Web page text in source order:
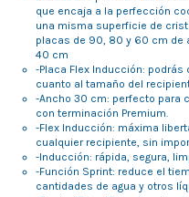
que encaja a la perfección
una misma superficie de
placas de 90, 80 y 60 cm de
40 cm
-Placa Flex Inducción:
cuanto al tamaño del
-Ancho 30 cm: perfecto para
con terminación Premium.
-Flex Inducción: máxima
cualquier recipiente, sin
-Inducción: rápida, segura,
-Función Sprint: reduce el
cantidades de agua y otros